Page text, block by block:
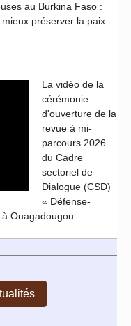
au Burkina Faso :
préserver la paix
La vidéo de la
cérémonie
d'ouverture de la
revue à mi-
parcours 2026
du Cadre
sectoriel de
Dialogue (CSD)
« Défense-
Ouagadougou